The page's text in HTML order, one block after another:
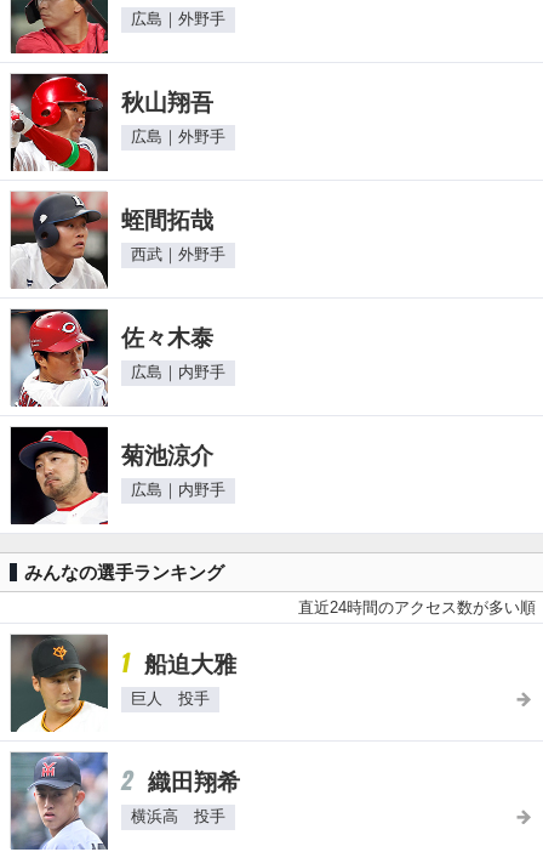
広島｜外野手
秋山翔吾
広島｜外野手
蛭間拓哉
西武｜外野手
佐々木泰
広島｜内野手
菊池涼介
広島｜内野手
みんなの選手ランキング
直近24時間のアクセス数が多い順
1 船迫大雅
巨人 投手
2 織田翔希
横浜高 投手